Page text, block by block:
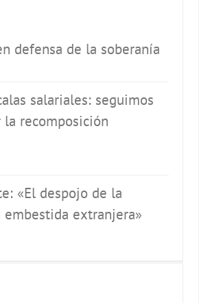
defensa de la soberanía
salariales: seguimos
la recomposición
«El despojo de la
embestida extranjera»